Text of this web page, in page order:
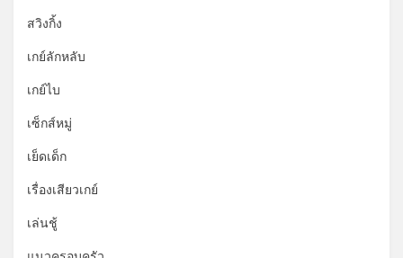
สวิงกิ้ง
เกย์ลักหลับ
เกย์ไบ
เซ็กส์หมู่
เย็ดเด็ก
เรื่องเสียวเกย์
เล่นชู้